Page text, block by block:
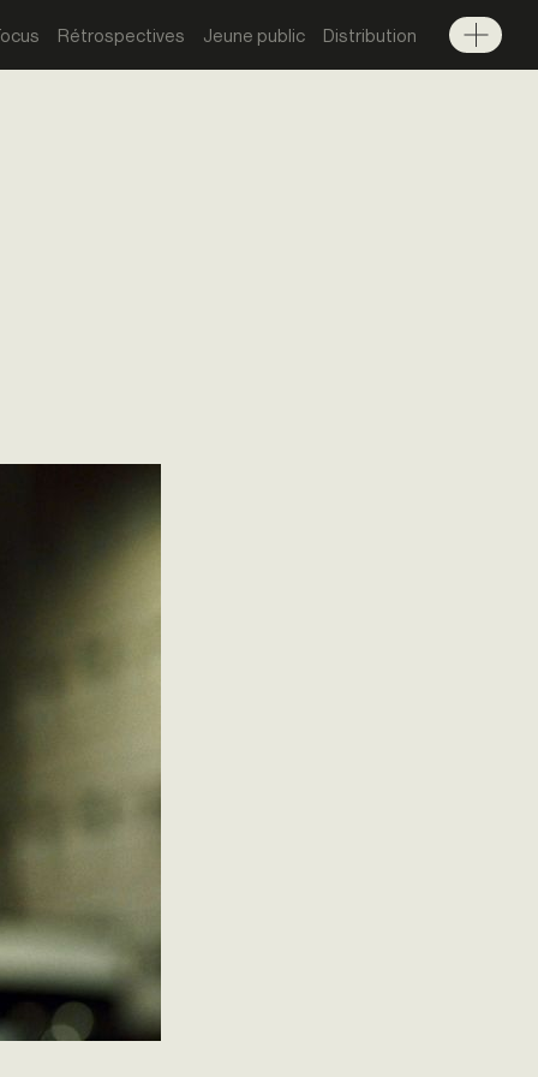
Rétrospectives Jeune public Distribution
Menu